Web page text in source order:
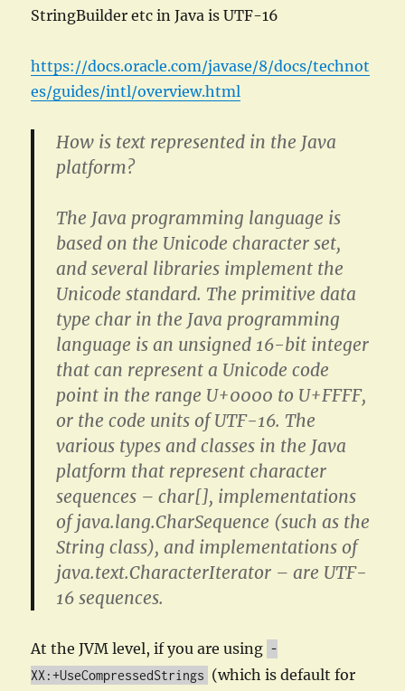
StringBuilder etc in Java is UTF-16
https://docs.oracle.com/javase/8/docs/technot
es/guides/intl/overview.html
How is text represented in the Java
platform?
The Java programming language is
based on the Unicode character set,
and several libraries implement the
Unicode standard. The primitive data
type char in the Java programming
language is an unsigned 16-bit integer
that can represent a Unicode code
point in the range U+0000 to U+FFFF,
or the code units of UTF-16. The
various types and classes in the Java
platform that represent character
sequences – char[], implementations
of java.lang.CharSequence (such as the
String class), and implementations of
java.text.CharacterIterator – are UTF-
16 sequences.
At the JVM level, if you are using -
XX:+UseCompressedStrings (which is default for